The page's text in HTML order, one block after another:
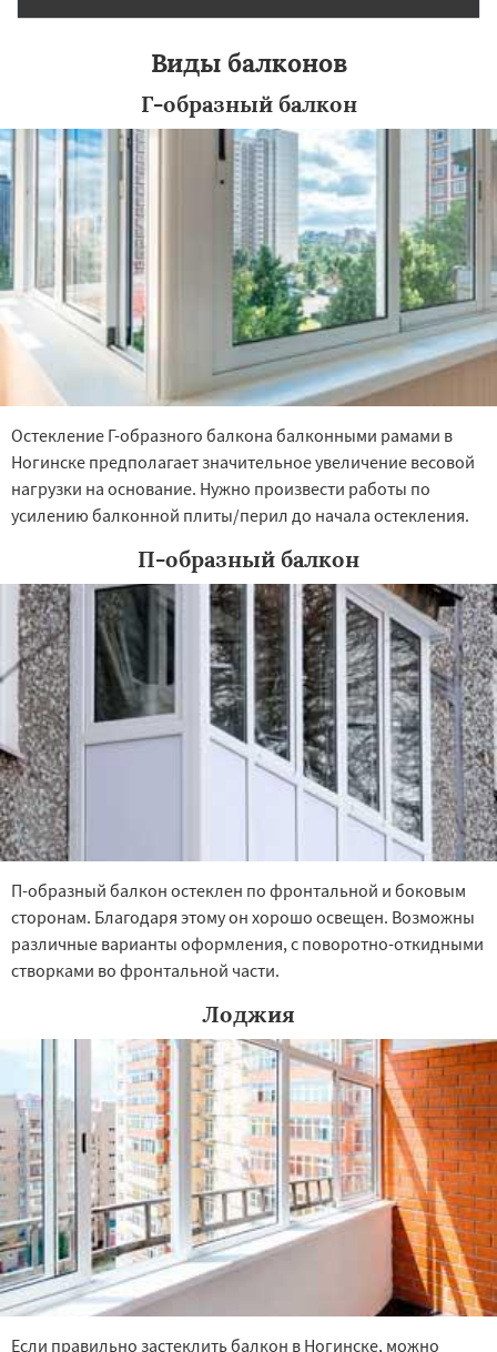
Виды балконов
Г-образный балкон
Остекление Г-образного балкона балконными рамами в
Ногинске предполагает значительное увеличение весовой
нагрузки на основание. Нужно произвести работы по
усилению балконной плиты/перил до начала остекления.
П-образный балкон
П-образный балкон остеклен по фронтальной и боковым
сторонам. Благодаря этому он хорошо освещен. Возможны
различные варианты оформления, с поворотно-откидными
створками во фронтальной части.
Лоджия
Если правильно застеклить балкон в Ногинске, можно